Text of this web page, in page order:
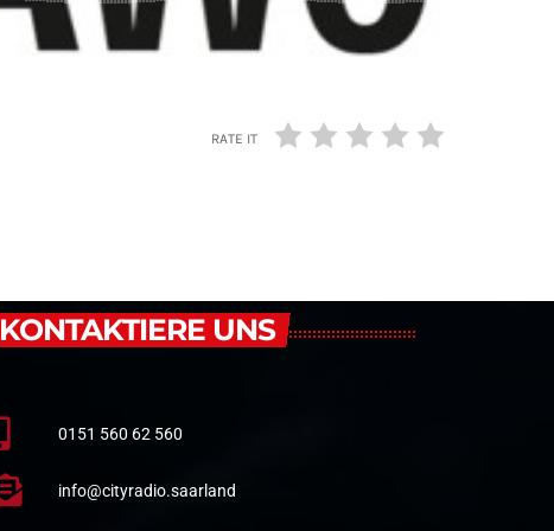
RATE IT
KONTAKTIERE UNS
0151 560 62 560
info@cityradio.saarland